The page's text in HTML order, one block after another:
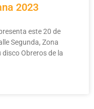
2023
este 20 de
Segunda, Zona
Obreros de la